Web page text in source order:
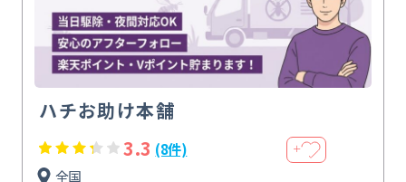
ハチお助け本舗
3.3 (8件) ＋
全国